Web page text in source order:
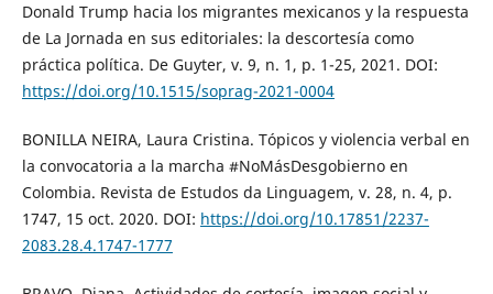
Donald Trump hacia los migrantes mexicanos y la respuesta
de La Jornada en sus editoriales: la descortesía como
práctica política. De Guyter, v. 9, n. 1, p. 1-25, 2021. DOI:
https://doi.org/10.1515/soprag-2021-0004
BONILLA NEIRA, Laura Cristina. Tópicos y violencia verbal en
la convocatoria a la marcha #NoMásDesgobierno en
Colombia. Revista de Estudos da Linguagem, v. 28, n. 4, p.
1747, 15 oct. 2020. DOI: https://doi.org/10.17851/2237-
2083.28.4.1747-1777